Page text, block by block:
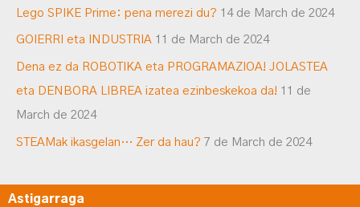
Lego SPIKE Prime: pena merezi du? 14 de March de 2024
GOIERRI eta INDUSTRIA 11 de March de 2024
Dena ez da ROBOTIKA eta PROGRAMAZIOA! JOLASTEA
eta DENBORA LIBREA izatea ezinbeskekoa da! 11 de
March de 2024
STEAMak ikasgelan… Zer da hau? 7 de March de 2024
Astigarraga